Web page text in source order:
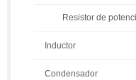
Resistor de
Inductor
Condensador